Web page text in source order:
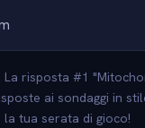
La risposta #1
ai sondaggi in
la tua serata di gioco!